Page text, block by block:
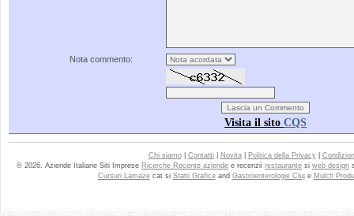
Nota commento:
Visita il sito CQS
Chi siamo| Contatti| Novita| Politica della Privacy|
© 2026. Aziende Italiane Siti Imprese Ricerche Recente aziende e recenzii restaurante si web design
Cursuri Lamazecat si Statii Graficeand Gastroenterologie Cluje Mulch